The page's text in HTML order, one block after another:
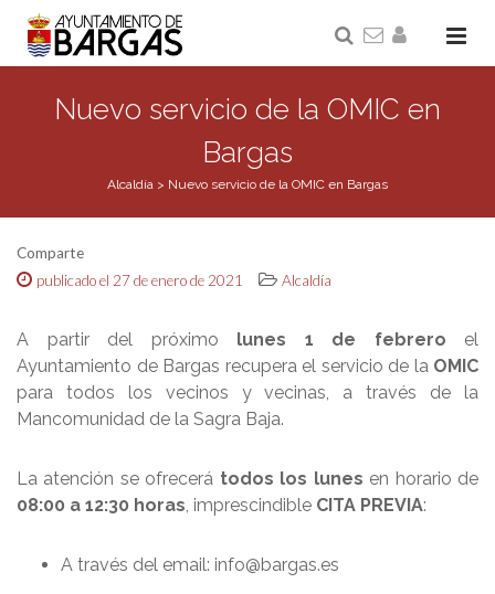
Nuevo servicio de la OMIC en
Bargas
Alcaldía > Nuevo servicio de la OMIC en Bargas
Comparte
publicado el 27 de enero de 2021
Alcaldía
A partir del próximo lunes 1 de febrero el
Ayuntamiento de Bargas recupera el servicio de la OMIC
para todos los vecinos y vecinas, a través de la
Mancomunidad de la Sagra Baja.
La atención se ofrecerá todos los lunes en horario de
08:00 a 12:30 horas, imprescindible CITA PREVIA:
A través del email: info@bargas.es